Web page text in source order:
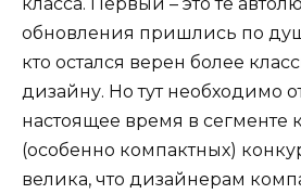
класса. Первый – это те
обновления пришлись по
кто остался верен более
дизайну. Но тут необходимо
настоящее время в сегменте
(особенно компактных)
велика, что дизайнерам